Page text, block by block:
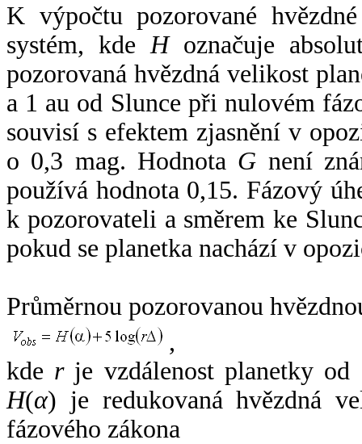
K výpočtu pozorované
systém, kde Hoznačuje
pozorovaná hvězdná velikost
a 1 au od Slunce při nulovém
souvisí s efektem zjasnění v
o 0,3 mag. Hodnota G není
používá hodnota 0,15. Fázový
k pozorovateli a směrem ke
pokud se planetka nachází v
Průměrnou pozorovanou
,
kde rje vzdálenost planetky od
H(α) je redukovaná hvězdná
fázového zákona